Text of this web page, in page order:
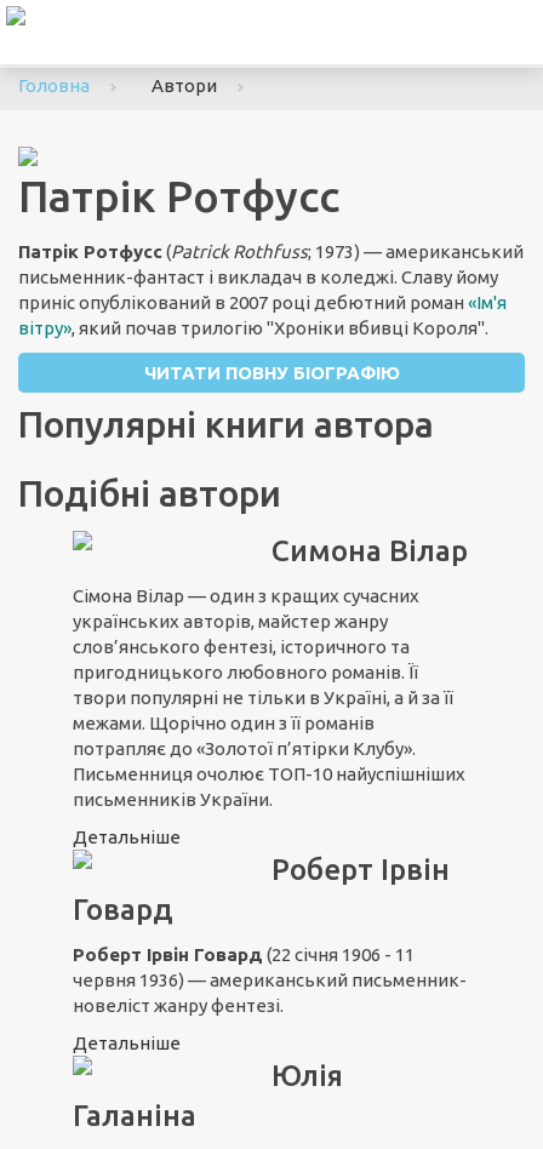
Головна
Автори
Патрік Ротфусс
Патрік Ротфусс(Patrick Rothfuss; 1973) — американський
письменник-фантаст і викладач в коледжі. Славу йому
приніс опублікований в 2007 році дебютний роман «Ім'я
вітру», який почав трилогію "Хроніки вбивці Короля".
ЧИТАТИ ПОВНУ БІОГРАФІЮ
Популярні книги автора
Подібні автори
Симона Вілар
Сімона Вілар — один з кращих сучасних
українських авторів, майстер жанру
слов’янського фентезі, історичного та
пригодницького любовного романів. Її
твори популярні не тільки в Україні, а й за її
межами. Щорічно один з її романів
потрапляє до «Золотої п’ятірки Клубу».
Письменниця очолює ТОП-10 найуспішніших
письменників України.
Детальніше
Роберт Ірвін
Говард
Роберт Ірвін Говард (22 січня 1906 - 11
червня 1936) — американський письменник-
новеліст жанру фентезі.
Детальніше
Юлія
Галаніна